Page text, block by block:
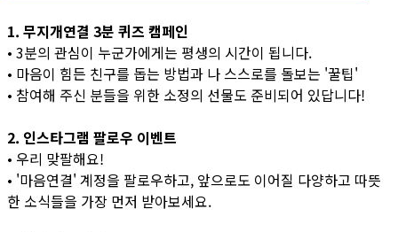
1. 무지개연결 3분 퀴즈 캠페인
• 3분의 관심이 누군가에게는 평생의 시간이 됩니다.
• 마음이 힘든 친구를 돕는 방법과 나 스스로를 돌보는 '꿀팁'
• 참여해 주신 분들을 위한 소정의 선물도 준비되어 있답니다!
2. 인스타그램 팔로우 이벤트
• 우리 맞팔해요!
• '마음연결' 계정을 팔로우하고, 앞으로도 이어질 다양하고 따뜻
한 소식들을 가장 먼저 받아보세요.